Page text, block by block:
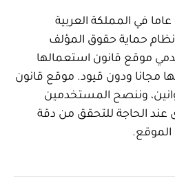
في المملكة العربية
حماية حقوق المؤلف
موقع قانون استعمالها
مجانا ودون قيود. موقع قانون
وننصح المستخدمين
عند الحاجة للتحقق من دقة
الموقع.